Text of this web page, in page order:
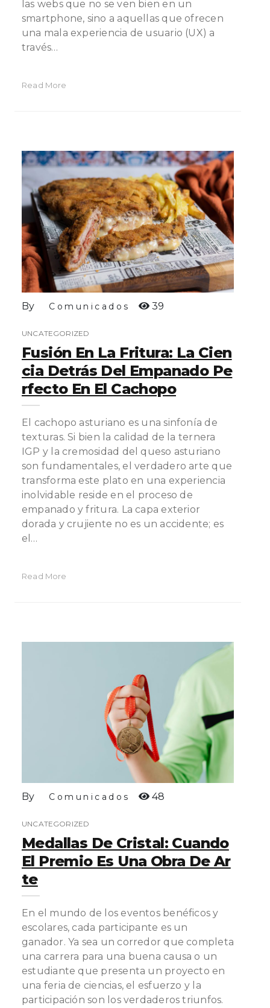
las webs que no se ven bien en un
smartphone, sino a aquellas que ofrecen
una mala experiencia de usuario (UX) a
través…
Read More
By Comunicados 39
UNCATEGORIZED
Fusión En La Fritura: La Cien
Cia Detrás Del Empanado Pe
Rfecto En El Cachopo
El cachopo asturiano es una sinfonía de
texturas. Si bien la calidad de la ternera
IGP y la cremosidad del queso asturiano
son fundamentales, el verdadero arte que
transforma este plato en una experiencia
inolvidable reside en el proceso de
empanado y fritura. La capa exterior
dorada y crujiente no es un accidente; es
el…
Read More
By Comunicados 48
UNCATEGORIZED
Medallas De Cristal: Cuando
El Premio Es Una Obra De Ar
Te
En el mundo de los eventos benéficos y
escolares, cada participante es un
ganador. Ya sea un corredor que completa
una carrera para una buena causa o un
estudiante que presenta un proyecto en
una feria de ciencias, el esfuerzo y la
participación son los verdaderos triunfos.